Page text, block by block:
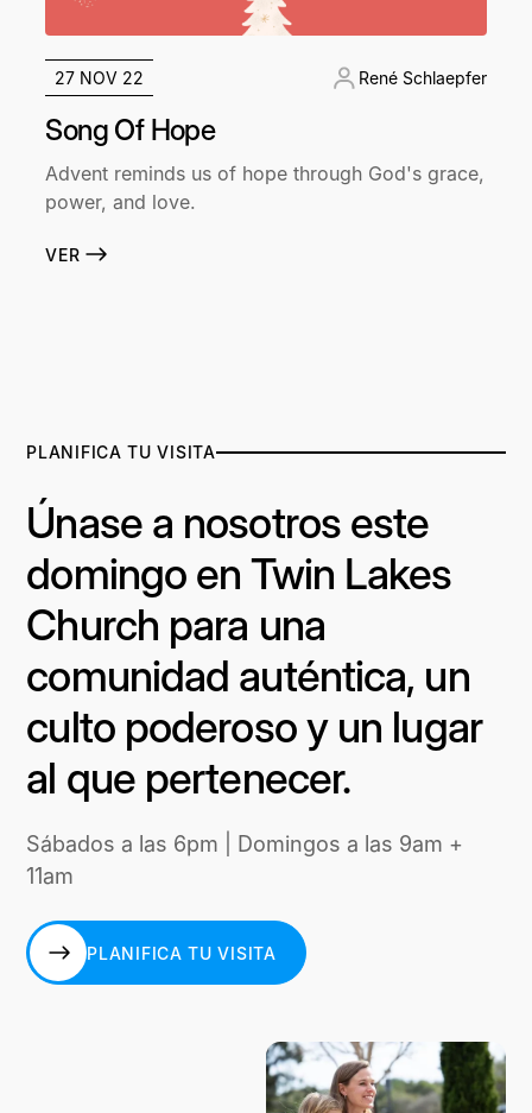
27 NOV 22 René Schlaepfer
Song Of Hope
Advent reminds us of hope through God's grace,
power, and love.
VER
PLANIFICA TU VISITA
Únase a nosotros este
domingo en Twin Lakes
Church para una
comunidad auténtica, un
culto poderoso y un lugar
al que pertenecer.
Sábados a las 6pm | Domingos a las 9am +
11am
PLANIFICA TU VISITA